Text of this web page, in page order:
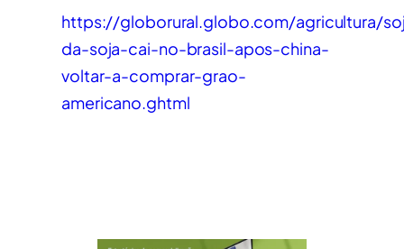
https://globorural.globo.com/agricultura/
da-soja-cai-no-brasil-apos-china-
voltar-a-comprar-grao-
americano.ghtml